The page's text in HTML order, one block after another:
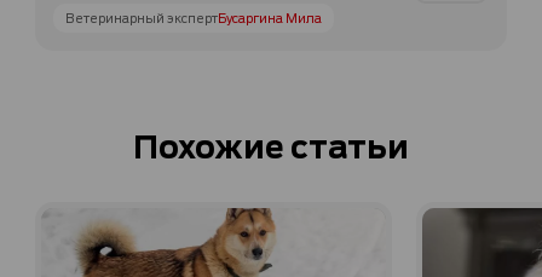
Ветеринарный экспертБусаргина Мила
Похожие статьи